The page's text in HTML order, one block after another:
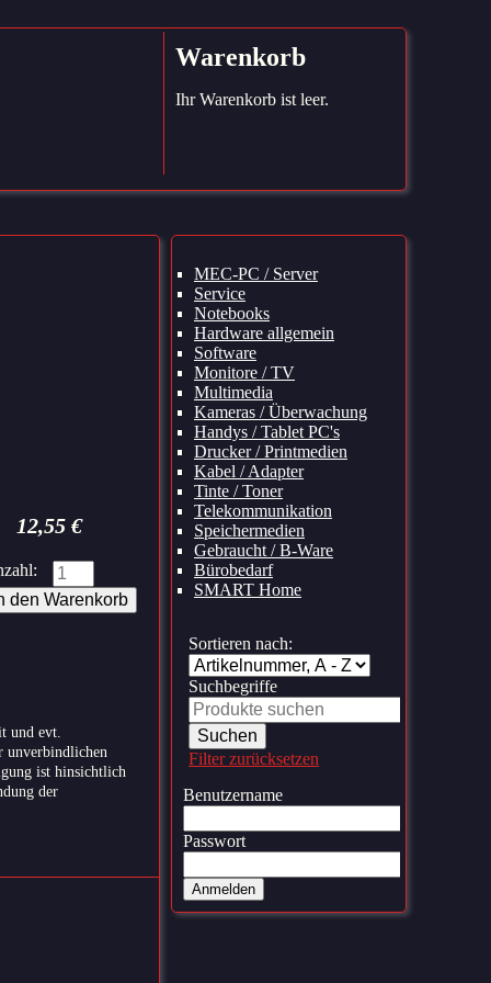
Warenkorb
Ihr Warenkorb ist leer.
12,55 €
und evt.
unverbindlichen
ist hinsichtlich
der
überspringen
MEC-PC / Server
Service
Notebooks
Hardware allgemein
Software
Monitore / TV
Multimedia
Kameras / Überwachung
Handys / Tablet PC's
Drucker / Printmedien
Kabel / Adapter
Tinte / Toner
Telekommunikation
Speichermedien
Gebraucht / B-Ware
Bürobedarf
SMART Home
Sortieren nach:
Suchbegriffe
Filter zurücksetzen
Benutzername
Passwort
Anmelden